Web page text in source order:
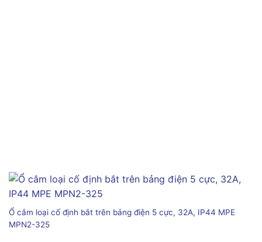
Ổ cắm loại cố định bắt trên bảng điện 5 cực, 32A, IP44 MPE
MPN2-325